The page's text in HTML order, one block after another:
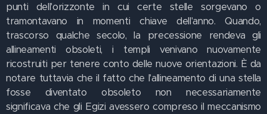
punti dell'orizzonte in cui certe stelle sorgevano o
tramontavano in momenti chiave dell'anno. Quando,
trascorso qualche secolo, la precessione rendeva gli
allineamenti obsoleti, i templi venivano nuovamente
ricostruiti per tenere conto delle nuove orientazioni. È da
notare tuttavia che il fatto che l'allineamento di una stella
fosse diventato obsoleto non necessariamente
significava che gli Egizi avessero compreso il meccanismo